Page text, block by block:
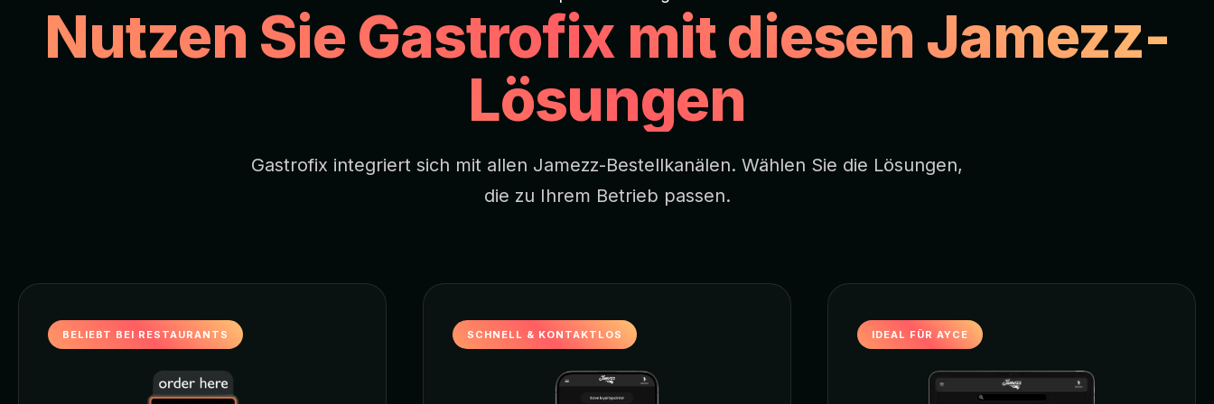
Nutzen Sie Gastrofix mit diesen Jamezz-
Lösungen
Gastrofix integriert sich mit allen Jamezz-Bestellkanälen. Wählen Sie die Lösungen,
die zu Ihrem Betrieb passen.
BELIEBT BEI RESTAURANTS SCHNELL & KONTAKTLOS IDEAL FÜR AYCE